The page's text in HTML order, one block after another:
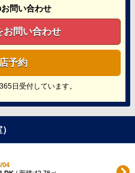
問い合わせ
お問い合わせ
予約
日受付しています。
04